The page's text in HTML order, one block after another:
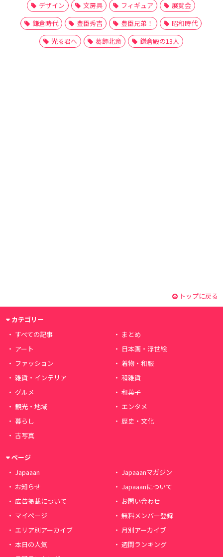
デザイン
文房具 フィギュア
展覧会
鎌倉時代
豊臣秀吉 豊臣兄弟！
昭和時代
光る君へ
葛飾北斎 鎌倉殿の13人
トップに戻る
カテゴリー
すべての記事
まとめ
アート
日本画・浮世絵
ファッション
着物・和服
雑貨・インテリア
和雑貨
グルメ
和菓子
観光・地域
エンタメ
暮らし
歴史・文化
古写真
ページ
Japaaan
Japaaanマガジン
お知らせ
Japaaanについて
広告掲載について
お問い合わせ
マイページ
無料メンバー登録
エリア別アーカイブ
月別アーカイブ
本日の人気
週間ランキング